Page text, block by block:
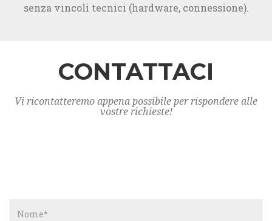
senza vincoli tecnici (hardware, connessione).
CONTATTACI
Vi ricontatteremo appena possibile per rispondere alle
vostre richieste!